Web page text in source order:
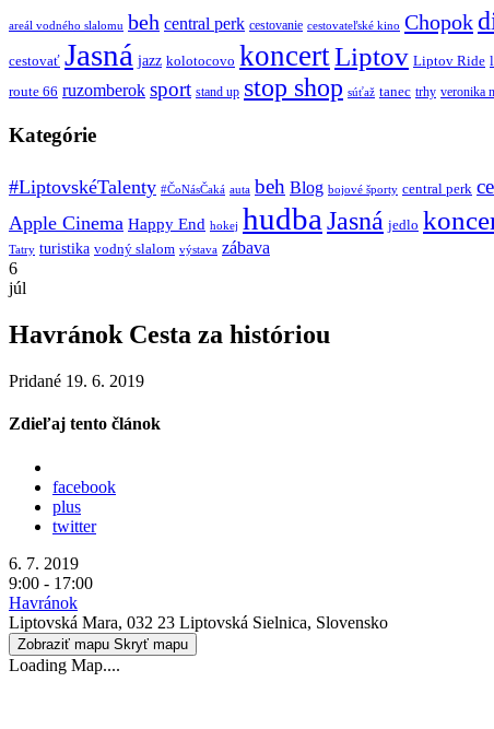
areál vodného slalomu beh central perk cestovanie cestovateľské kino Chopok
cestovať Jasná jazz kolotocovo koncertLiptov Liptov Ride
route 66 ruzomberok sport stand up stop shop súťaž tanec trhy veronika
Kategórie
#LiptovskéTalenty #ČoNásČaká auta beh Blog bojové športy central perk
Apple Cinema Happy End hokej hudba Jasná jedlo
Tatry turistika vodný slalom výstava zábava
6
júl
Havránok Cesta za históriou
Pridané 19. 6. 2019
Zdieľaj tento článok
facebook
plus
twitter
6. 7. 2019
9:00 - 17:00
Havránok
Liptovská Mara, 032 23 Liptovská Sielnica, Slovensko
Zobraziť mapu Skryť mapu
Loading Map....